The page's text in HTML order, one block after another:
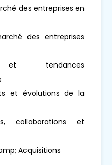
des entreprises en
des entreprises
et tendances
et évolutions de la
collaborations et
Acquisitions